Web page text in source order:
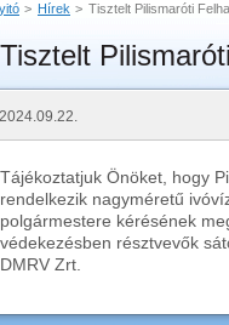
Hírek Tisztelt Pilismaróti
TiszteltLink küldése
Nyomtatás
2024.09.22.
Tájékoztatjuk Önöket, hogy
rendelkezik nagyméretű
polgármestere kérésének
védekezésben résztvevők
DMRV Zrt.